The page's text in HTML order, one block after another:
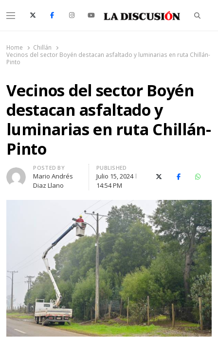
Menu
Home
Chillán
Vecinos del sector Boyén destacan asfaltado y luminarias en ruta Chillán-
Pinto
Vecinos del sector Boyén
destacan asfaltado y
luminarias en ruta Chillán-
Pinto
Author
POSTED BY
Mario Andrés
Diaz Llano
PUBLISHED
Julio 15, 2024
14:54 PM
X (Twitter)Facebook